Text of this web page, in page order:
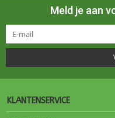
Meld je aan
KLANTENSERVICE